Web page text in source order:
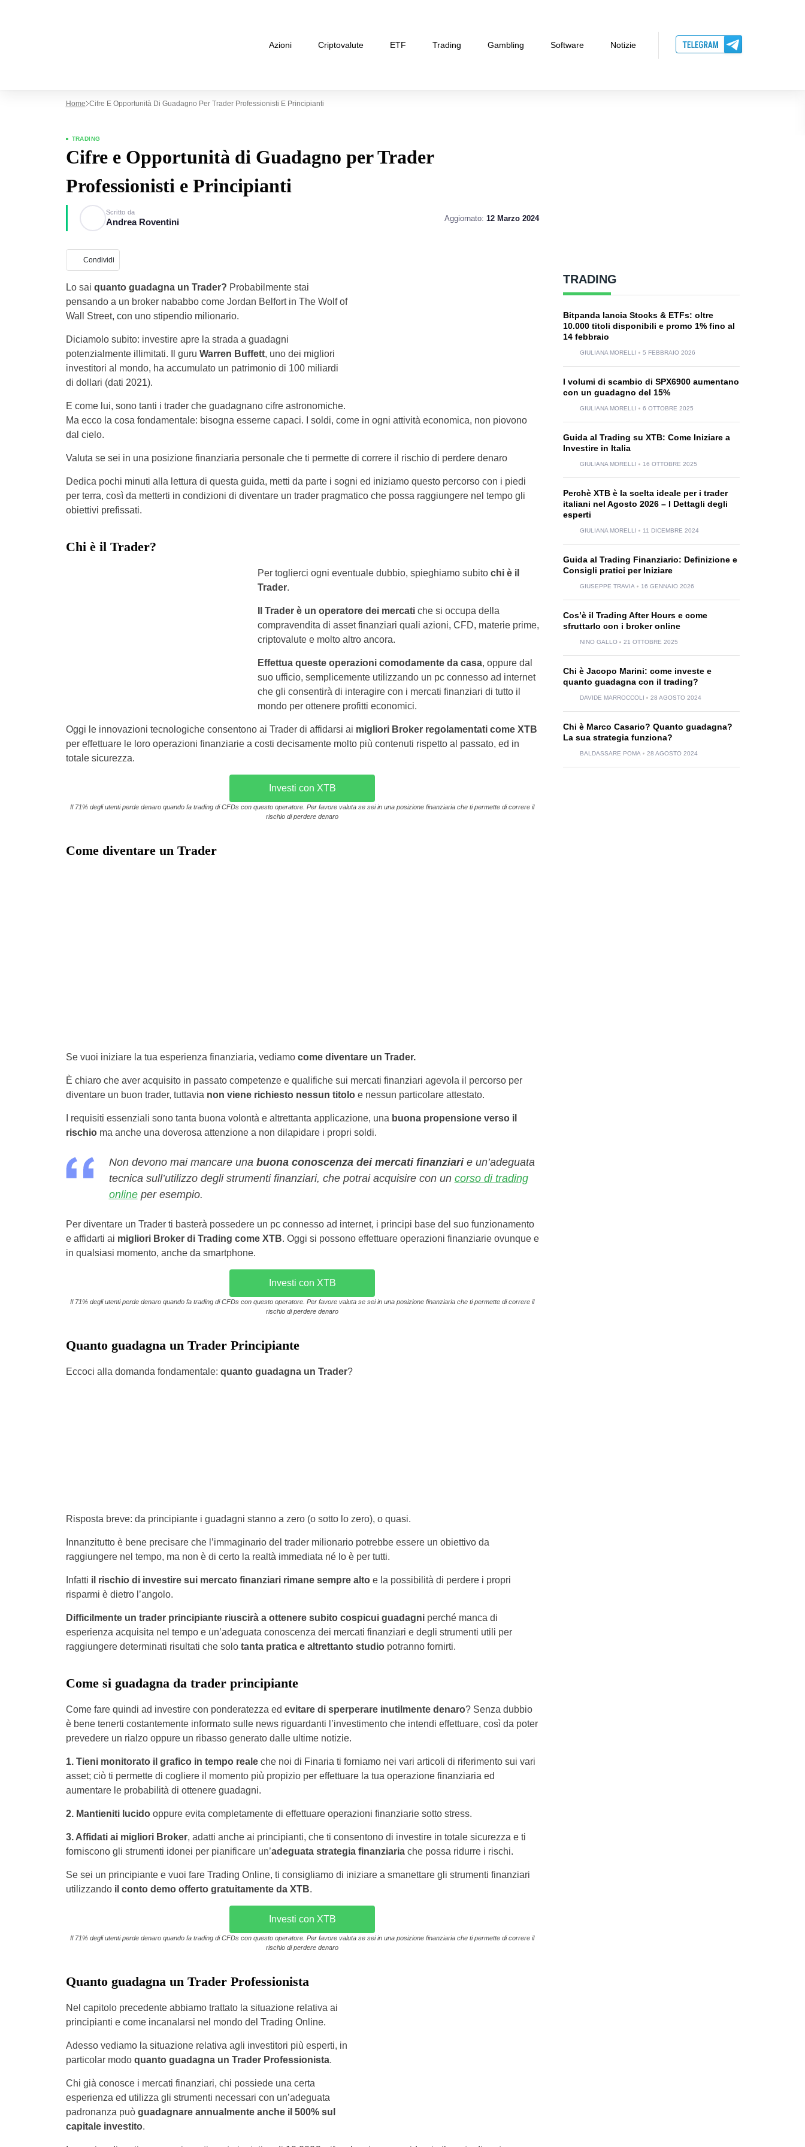
Azioni Criptovalute ETF Trading Gambling Software Notizie
Home Cifre E Opportunità Di Guadagno Per Trader Professionisti E Principianti
TRADING
Cifre e Opportunità di Guadagno per Trader
Professionisti e Principianti
Scritto da
Andrea Roventini Aggiornato: 12 Marzo 2024
Condividi
Lo sai quanto guadagna un Trader? Probabilmente stai
pensando a un broker nababbo come Jordan Belfort in The Wolf of
Wall Street, con uno stipendio milionario.
Diciamolo subito: investire apre la strada a guadagni
potenzialmente illimitati. Il guru Warren Buffett, uno dei migliori
investitori al mondo, ha accumulato un patrimonio di 100 miliardi
di dollari (dati 2021).
E come lui, sono tanti i trader che guadagnano cifre astronomiche.
Ma ecco la cosa fondamentale: bisogna esserne capaci. I soldi, come in ogni attività economica, non piovono
dal cielo.
Valuta se sei in una posizione finanziaria personale che ti permette di correre il rischio di perdere denaro
Dedica pochi minuti alla lettura di questa guida, metti da parte i sogni ed iniziamo questo percorso con i piedi
per terra, così da metterti in condizioni di diventare un trader pragmatico che possa raggiungere nel tempo gli
obiettivi prefissati.
Chi è il Trader?
Per toglierci ogni eventuale dubbio, spieghiamo subito chi è il
Trader.
Il Trader è un operatore dei mercati che si occupa della
compravendita di asset finanziari quali azioni, CFD, materie prime,
criptovalute e molto altro ancora.
Effettua queste operazioni comodamente da casa, oppure dal
suo ufficio, semplicemente utilizzando un pc connesso ad internet
che gli consentirà di interagire con i mercati finanziari di tutto il
mondo per ottenere profitti economici.
Oggi le innovazioni tecnologiche consentono ai Trader di affidarsi ai migliori Broker regolamentati come XTB
per effettuare le loro operazioni finanziarie a costi decisamente molto più contenuti rispetto al passato, ed in
totale sicurezza.
Investi con XTB
Il 71% degli utenti perde denaro quando fa trading di CFDs con questo operatore. Per favore valuta se sei in una posizione finanziaria che ti permette di correre il
rischio di perdere denaro
Come diventare un Trader
Se vuoi iniziare la tua esperienza finanziaria, vediamo come diventare un Trader.
È chiaro che aver acquisito in passato competenze e qualifiche sui mercati finanziari agevola il percorso per
diventare un buon trader, tuttavia non viene richiesto nessun titoloe nessun particolare attestato.
I requisiti essenziali sono tanta buona volontà e altrettanta applicazione, una buona propensione verso il
rischioma anche una doverosa attenzione a non dilapidare i propri soldi.
Non devono mai mancare una buona conoscenza dei mercati finanziarie un’adeguata
tecnica sull’utilizzo degli strumenti finanziari, che potrai acquisire con un corso di trading
onlineper esempio.
Per diventare un Trader ti basterà possedere un pc connesso ad internet, i principi base del suo funzionamento
e affidarti ai migliori Broker di Trading come XTB. Oggi si possono effettuare operazioni finanziarie ovunque e
in qualsiasi momento, anche da smartphone.
Investi con XTB
Il 71% degli utenti perde denaro quando fa trading di CFDs con questo operatore. Per favore valuta se sei in una posizione finanziaria che ti permette di correre il
rischio di perdere denaro
Quanto guadagna un Trader Principiante
Eccoci alla domanda fondamentale: quanto guadagna un Trader?
Risposta breve: da principiante i guadagni stanno a zero (o sotto lo zero), o quasi.
Innanzitutto è bene precisare che l’immaginario del trader milionario potrebbe essere un obiettivo da
raggiungere nel tempo, ma non è di certo la realtà immediata né lo è per tutti.
Infatti il rischio di investire sui mercato finanziari rimane sempre altoe la possibilità di perdere i propri
risparmi è dietro l’angolo.
Difficilmente un trader principiante riuscirà a ottenere subito cospicui guadagni perché manca di
esperienza acquisita nel tempo e un’adeguata conoscenza dei mercati finanziari e degli strumenti utili per
raggiungere determinati risultati che solo tanta pratica e altrettanto studiopotranno fornirti.
Come si guadagna da trader principiante
Come fare quindi ad investire con ponderatezza ed evitare di sperperare inutilmente denaro? Senza dubbio
è bene tenerti costantemente informato sulle news riguardanti l’investimento che intendi effettuare, così da poter
prevedere un rialzo oppure un ribasso generato dalle ultime notizie.
1. Tieni monitorato il grafico in tempo realeche noi di Finaria ti forniamo nei vari articoli di riferimento sui vari
asset; ciò ti permette di cogliere il momento più propizio per effettuare la tua operazione finanziaria ed
aumentare le probabilità di ottenere guadagni.
2. Mantieniti lucidooppure evita completamente di effettuare operazioni finanziarie sotto stress.
3. Affidati ai migliori Broker, adatti anche ai principianti, che ti consentono di investire in totale sicurezza e ti
forniscono gli strumenti idonei per pianificare un’adeguata strategia finanziariache possa ridurre i rischi.
Se sei un principiante e vuoi fare Trading Online, ti consigliamo di iniziare a smanettare gli strumenti finanziari
utilizzando il conto demo offerto gratuitamente da XTB.
Investi con XTB
Il 71% degli utenti perde denaro quando fa trading di CFDs con questo operatore. Per favore valuta se sei in una posizione finanziaria che ti permette di correre il
rischio di perdere denaro
Quanto guadagna un Trader Professionista
Nel capitolo precedente abbiamo trattato la situazione relativa ai
principianti e come incanalarsi nel mondo del Trading Online.
Adesso vediamo la situazione relativa agli investitori più esperti, in
particolar modo quanto guadagna un Trader Professionista.
Chi già conosce i mercati finanziari, chi possiede una certa
esperienza ed utilizza gli strumenti necessari con un’adeguata
padronanza può guadagnare annualmente anche il 500% sul
capitale investito.
TRADING
Bitpanda lancia Stocks & ETFs: oltre
10.000 titoli disponibili e promo 1% fino al
14 febbraio
GIULIANA MORELLI 5 FEBBRAIO 2026
I volumi di scambio di SPX6900 aumentano
con un guadagno del 15%
GIULIANA MORELLI 6 OTTOBRE 2025
Guida al Trading su XTB: Come Iniziare a
Investire in Italia
GIULIANA MORELLI 16 OTTOBRE 2025
Perchè XTB è la scelta ideale per i trader
italiani nel Agosto 2026 – I Dettagli degli
esperti
GIULIANA MORELLI 11 DICEMBRE 2024
Guida al Trading Finanziario: Definizione e
Consigli pratici per Iniziare
GIUSEPPE TRAVIA 16 GENNAIO 2026
Cos’è il Trading After Hours e come
sfruttarlo con i broker online
NINO GALLO 21 OTTOBRE 2025
Chi è Jacopo Marini: come investe e
quanto guadagna con il trading?
DAVIDE MARROCCOLI 28 AGOSTO 2024
Chi è Marco Casario? Quanto guadagna?
La sua strategia funziona?
BALDASSARE POMA 28 AGOSTO 2024